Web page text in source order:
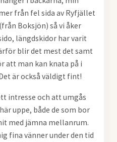
från fel sida av Ryfjället
Boksjön) så vi åker
längdskidor har varit
blir det mest det samt
att man kan knata på i
är också väldigt fint!
intresse och att umgås
uppe, både de som bor
med jämna mellanrum.
fina vänner under den tid